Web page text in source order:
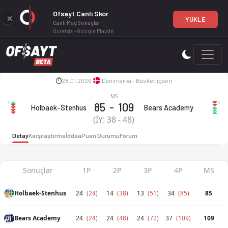
Holbaek-Stenhus - Bears Academy 85-109 bitti.
Holbaek-Stenhus 85-109 Bears
28.01.2026 Danimarka - Basketligaen
Holbaek-Stenhus
MS
85 - 109
(İY:38 -48)
Bears Academy
DetayKarşılaştırmaİddaaPuan DurumuForum
Sonuçlar 1P 2P 3P 4P MS
Holbaek-Stenhus 24 (24) 14 (38) 13 (51) 34 (85) 85
Bears Academy 24 (24) 24 (48) 24 (72) 37 (109) 109
Ofsayt Canlı Skor
Canlı Maç Sonuçları
Ücretsiz - Google Play'de
YÜKLE